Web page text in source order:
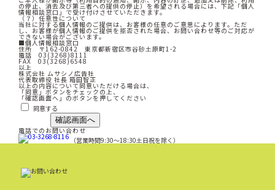
の停止、消去及び第三者への提供の停止）を希望される場合には、下記「個人
情報相談窓口」で受け付けさせていただきます。
（７）任意性について
当社に対する個人情報のご提供は、お客様の任意のご意思によります。ただ
し、お客様が個人情報のご提供を拒否された場合、お問い合わせ等のご対応が
できない場合がございます。
■個人情報相談窓口
住所 〒162-0842 東京都新宿区市谷砂土原町1-2
電話 03(3268)8111
FAX 03(3268)6548
以上
株式会社 ムサシノ広告社
代表取締役 社長 箱田智正
以上の内容について同意いただける場合は、
「同意」ボタンをチェックの上、
「確認画面へ」のボタンを押してください
同意する
電話でのお問い合わせ
（営業時間9:30～18:30土日祝を除く）